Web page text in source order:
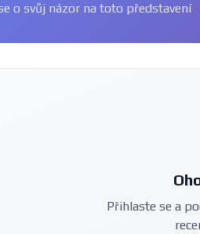
o svůj názor na toto představení
Přihlaste se a